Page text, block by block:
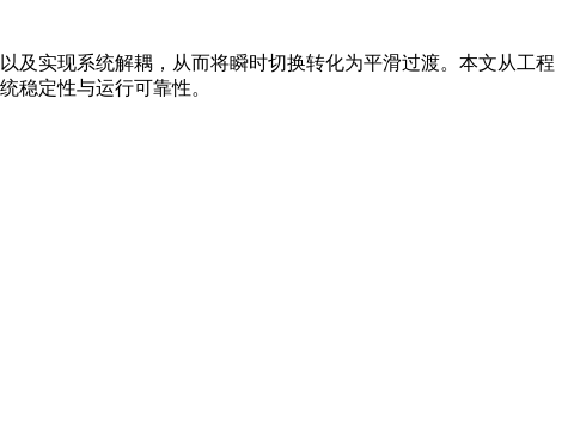
及实现系统解耦，从而将瞬时切换转化为平滑过渡。本文从工程
稳定性与运行可靠性。